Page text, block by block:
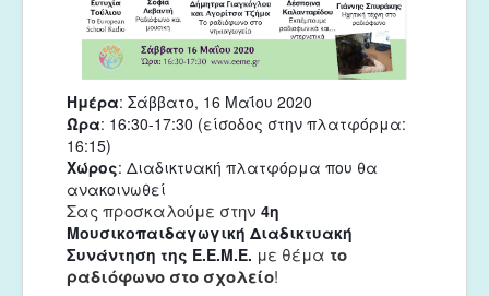
Ημέρα: Σάββατο, 16 Μαΐου 2020
Ώρα: 16:30-17:30 (είσοδος στην πλατφόρμα:
16:15)
Χώρος: Διαδικτυακή πλατφόρμα που θα
ανακοινωθεί
Σας προσκαλούμε στην 4η
Μουσικοπαιδαγωγική Διαδικτυακή
Συνάντηση της Ε.Ε.Μ.Ε. με θέμα το
ραδιόφωνο στο σχολείο!